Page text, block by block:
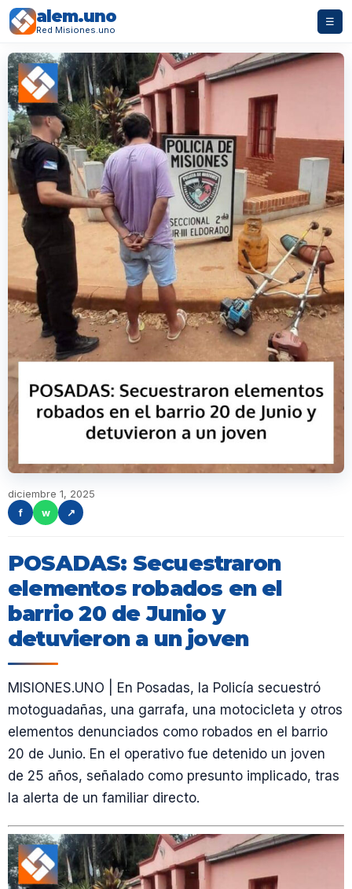
alem.uno
Red Misiones.uno
☰
diciembre 1, 2025
f
w ↗
POSADAS: Secuestraron
elementos robados en el
barrio 20 de Junio y
detuvieron a un joven
MISIONES.UNO | En Posadas, la Policía secuestró
motoguadañas, una garrafa, una motocicleta y otros
elementos denunciados como robados en el barrio
20 de Junio. En el operativo fue detenido un joven
de 25 años, señalado como presunto implicado, tras
la alerta de un familiar directo.